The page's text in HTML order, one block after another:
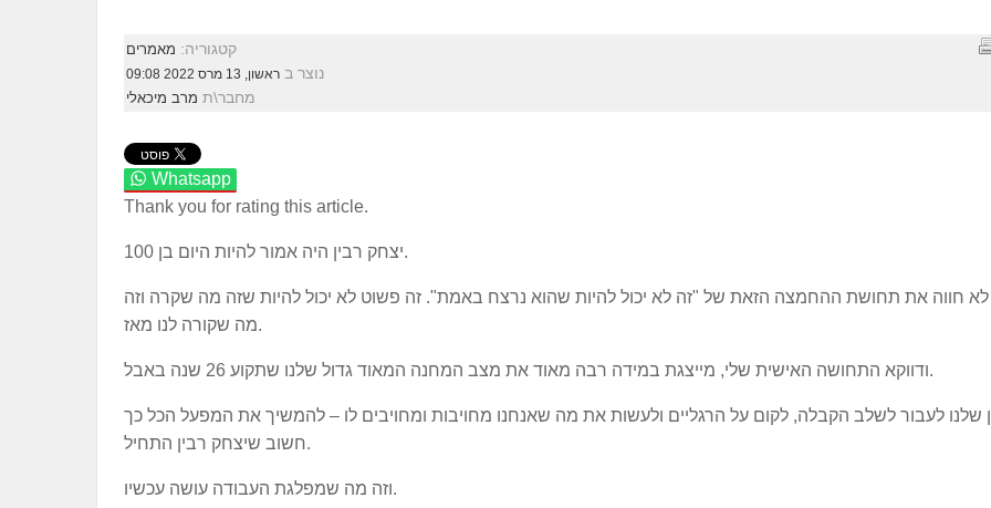
קטגוריה: מאמרים
נוצר ב ראשון, 13 מרס 2022 09:08
מחבר\ת מרב מיכאלי
Whatsapp
Thank you for rating this article.
יצחק רבין היה אמור להיות היום בן 100.
לא חווה את תחושת ההחמצה הזאת של "זה לא יכול להיות שהוא נרצח באמת". זה פשוט לא יכול להיות שזה מה שקרה וזה
מה שקורה לנו מאז.
ודווקא התחושה האישית שלי, מייצגת במידה רבה מאוד את מצב המחנה המאוד גדול שלנו שתקוע 26 שנה באבל.
שלנו לעבור לשלב הקבלה, לקום על הרגליים ולעשות את מה שאנחנו מחויבות ומחויבים לו – להמשיך את המפעל הכל כך
חשוב שיצחק רבין התחיל.
וזה מה שמפלגת העבודה עושה עכשיו.